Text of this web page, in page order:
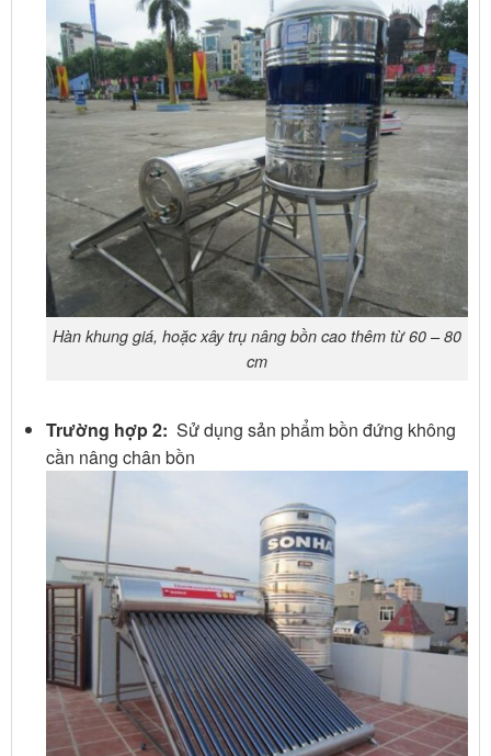
Hàn khung giá, hoặc xây trụ nâng bồn cao thêm từ 60 – 80
cm
Trường hợp 2: Sử dụng sản phẩm bồn đứng không
cần nâng chân bồn